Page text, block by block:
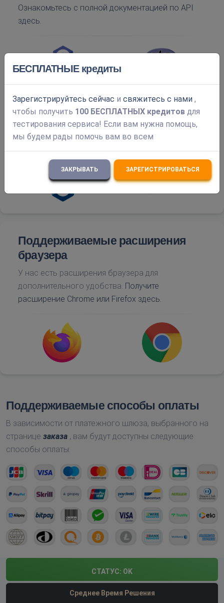
Ознакомьтесь с полной документацией по API
здесь.
Поддерживаемые расширения
браузера
У нас есть расширения браузера для
дополнительного удобства. Получите
расширение Chrome или Firefox здесь.
Поддерживаемые способы оплаты
В зависимости от платежного шлюза, выбранного на
странице заказа , вам будут доступны следующие
способы оплаты:
СТАТУС: OK
Среднее Время Решения
БЕСПЛАТНЫЕ кредиты
Зарегистрируйтесь сейчас и свяжитесь с нами ,
чтобы получить 100 БЕСПЛАТНЫХ кредитов для
тестирования сервиса! Если вам нужна помощь,
мы будем рады помочь вам во всем
ЗАКРЫВАТЬ ЗАРЕГИСТРИРОВАТЬСЯ